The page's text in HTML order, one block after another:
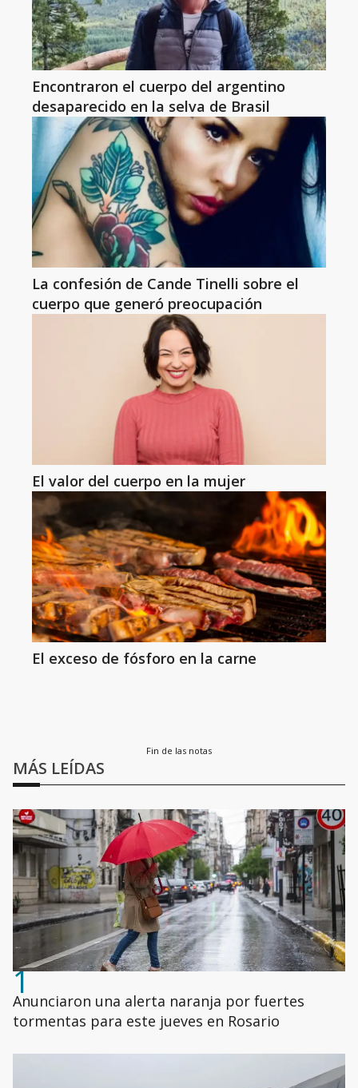
Encontraron el cuerpo del argentino
desaparecido en la selva de Brasil
La confesión de Cande Tinelli sobre el
cuerpo que generó preocupación
El valor del cuerpo en la mujer
El exceso de fósforo en la carne
Fin de las notas
MÁS LEÍDAS
1
Anunciaron una alerta naranja por fuertes
tormentas para este jueves en Rosario